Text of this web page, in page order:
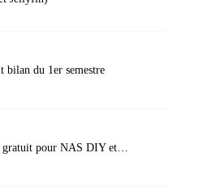
bilan du 1er semestre
gratuit pour NAS DIY et…